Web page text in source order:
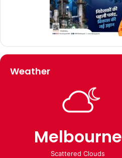
Weather
Melbourne
Scattered Clouds